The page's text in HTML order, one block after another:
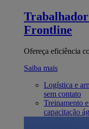
Frontline
Ofereça eficiência
Saiba mais
Logística e
sem contato
Treinamento
capacitação